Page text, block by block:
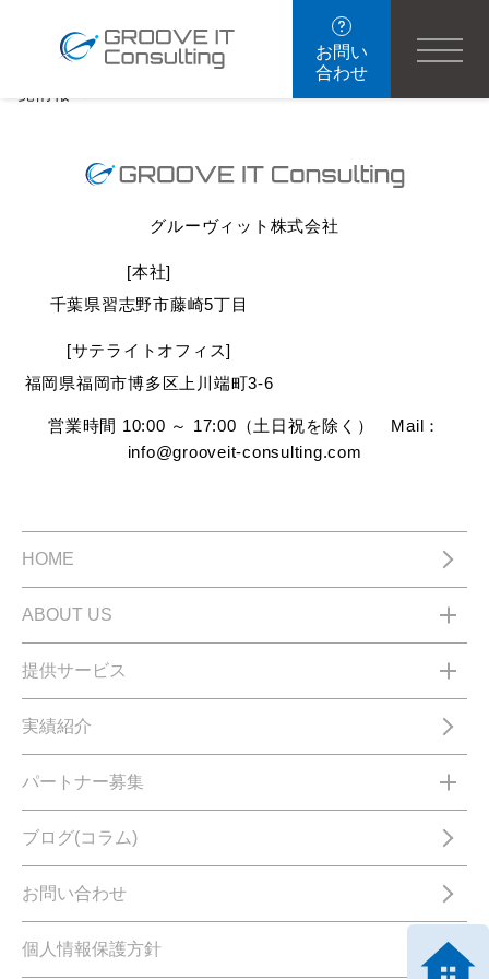
お問い
合わせ
NEWS INFORMATION
レトルト食品展開
2026年06月18日
グルーヴィット株式会社
[本社]
千葉県習志野市藤崎5丁目
[サテライトオフィス]
福岡県福岡市博多区上川端町3-6
営業時間 10:00 ～ 17:00（土日祝を除く） Mail：
info@grooveit-consulting.com
HOME
ABOUT US
提供サービス
実績紹介
パートナー募集
ブログ(コラム)
お問い合わせ
個人情報保護方針